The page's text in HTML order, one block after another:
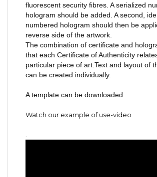
fluorescent security fibres. A serialized
hologram should be added. A second,
numbered hologram should then be
reverse side of the artwork.
The combination of certificate and
that each Certificate of Authenticity
particular piece of art.Text and layout of
can be created individually.
A template can be downloaded
Watch our example of use-video